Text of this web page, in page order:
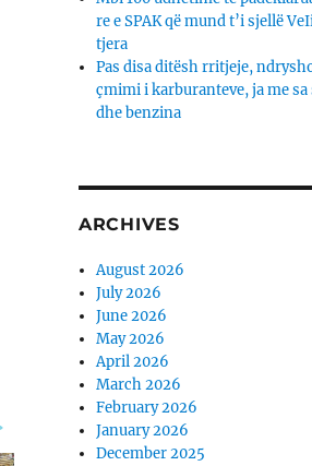
re e SPAK që mund t’i sjellë
tjera
Pas disa ditësh rritjeje,
çmimi i karburanteve, ja me
dhe benzina
ARCHIVES
August 2026
July 2026
June 2026
May 2026
April 2026
March 2026
February 2026
January 2026
December 2025